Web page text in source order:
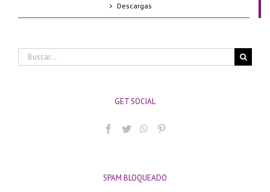
Descargas
Buscar:
GET SOCIAL
SPAM BLOQUEADO